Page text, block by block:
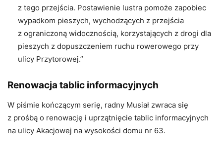
z tego przejścia. Postawienie lustra pomoże zapobiec
wypadkom pieszych, wychodzących z przejścia
z ograniczoną widocznością, korzystających z drogi dla
pieszych z dopuszczeniem ruchu rowerowego przy
ulicy Przytorowej.”
Renowacja tablic informacyjnych
W piśmie kończącym serię, radny Musiał zwraca się
z prośbą o renowację i uprzątnięcie tablic informacyjnych
na ulicy Akacjowej na wysokości domu nr 63.